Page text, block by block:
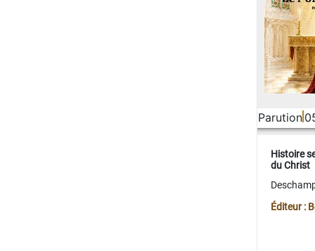
Parution
Histoire
du Christ
Éditeur :